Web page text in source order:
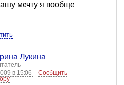
мечту я вообще
Лукина
в 15:06
Сообщить